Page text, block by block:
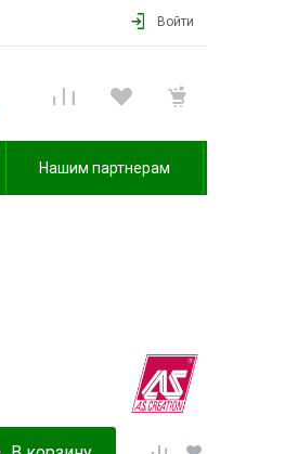
Войти
Нашим партнерам